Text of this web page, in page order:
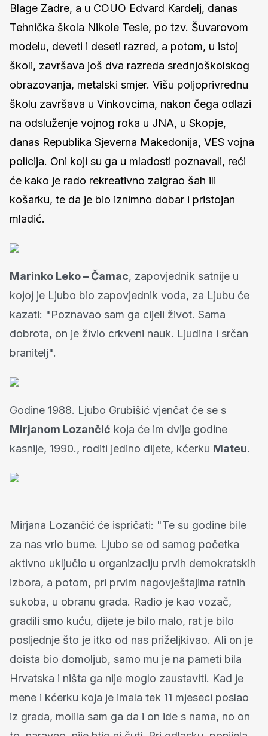
Blage Zadre, a u COUO Edvard Kardelj, danas
Tehnička škola Nikole Tesle, po tzv. Šuvarovom
modelu, deveti i deseti razred, a potom, u istoj
školi, završava još dva razreda srednjoškolskog
obrazovanja, metalski smjer. Višu poljoprivrednu
školu završava u Vinkovcima, nakon čega odlazi
na odsluženje vojnog roka u JNA, u Skopje,
danas Republika Sjeverna Makedonija, VES vojna
policija. Oni koji su ga u mladosti poznavali, reći
će kako je rado rekreativno zaigrao šah ili
košarku, te da je bio iznimno dobar i pristojan
mladić.
Marinko Leko – Čamac, zapovjednik satnije u
kojoj je Ljubo bio zapovjednik voda, za Ljubu će
kazati: "Poznavao sam ga cijeli život. Sama
dobrota, on je živio crkveni nauk. Ljudina i srčan
branitelj".
Godine 1988. Ljubo Grubišić vjenčat će se s
Mirjanom Lozančić koja će im dvije godine
kasnije, 1990., roditi jedino dijete, kćerku Mateu.
Mirjana Lozančić će ispričati: "Te su godine bile
za nas vrlo burne. Ljubo se od samog početka
aktivno uključio u organizaciju prvih demokratskih
izbora, a potom, pri prvim nagovještajima ratnih
sukoba, u obranu grada. Radio je kao vozač,
gradili smo kuću, dijete je bilo malo, rat je bilo
posljednje što je itko od nas priželjkivao. Ali on je
doista bio domoljub, samo mu je na pameti bila
Hrvatska i ništa ga nije moglo zaustaviti. Kad je
mene i kćerku koja je imala tek 11 mjeseci poslao
iz grada, molila sam ga da i on ide s nama, no on